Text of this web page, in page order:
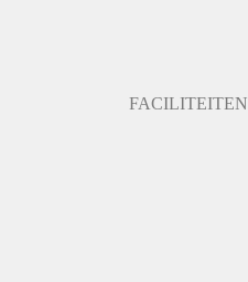
FACILITEITEN